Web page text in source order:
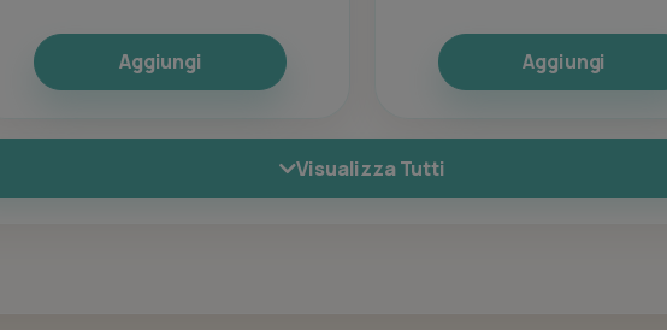
Aggiungi Aggiungi
Visualizza Tutti